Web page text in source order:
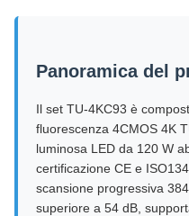
Panoramica del
Il set TU-4KC93 è
fluorescenza 4CMOS 4K
luminosa LED da 120 W
certificazione CE e
scansione progressiva
superiore a 54 dB,